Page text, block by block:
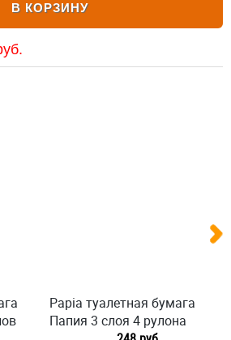
В КОРЗИНУ
Papia туалетная бумага
Папия 3 слоя 4 рулона